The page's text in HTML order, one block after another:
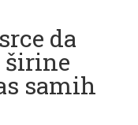
da
širine
samih